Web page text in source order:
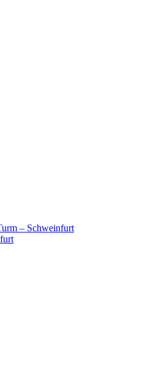
– Schweinfurt